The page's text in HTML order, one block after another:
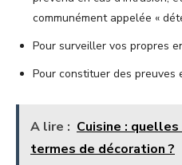
communément appelée «
Pour surveiller vos propres
Pour constituer des preuves
A lire : Cuisine :
termes de décoration ?